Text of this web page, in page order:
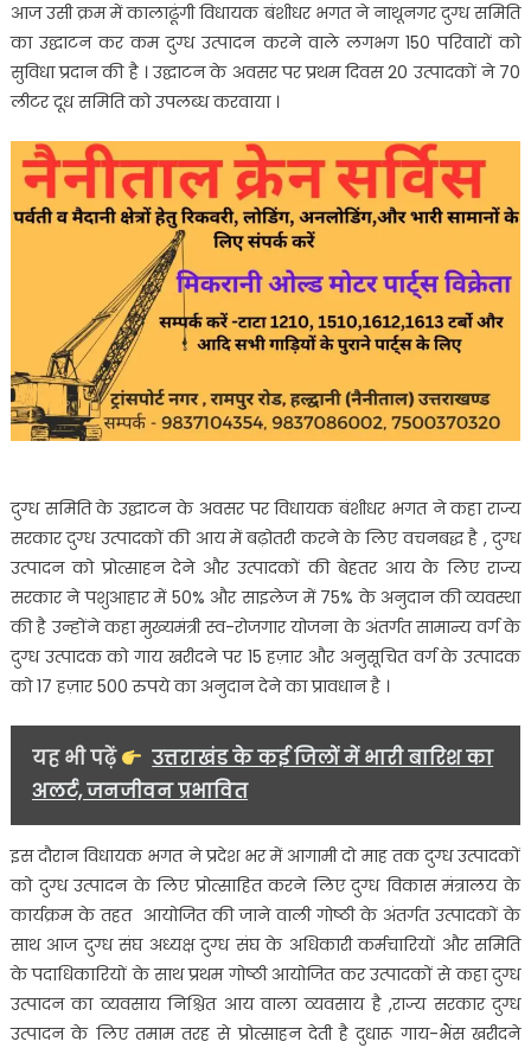
आज उसी क्रम में कालाढूंगी विधायक बंशीधर भगत ने नाथूनगर दुग्ध समिति
का उद्घाटन कर कम दुग्ध उत्पादन करने वाले लगभग 150 परिवारों को
सुविधा प्रदान की है । उद्घाटन के अवसर पर प्रथम दिवस 20 उत्पादकों ने 70
लीटर दूध समिति को उपलब्ध करवाया ।
दुग्ध समिति के उद्घाटन के अवसर पर विधायक बंशीधर भगत ने कहा राज्य
सरकार दुग्ध उत्पादकों की आय में बढ़ोतरी करने के लिए वचनबद्ध है , दुग्ध
उत्पादन को प्रोत्साहन देने और उत्पादकों की बेहतर आय के लिए राज्य
सरकार ने पशुआहार में 50% और साइलेज में 75% के अनुदान की व्यवस्था
की है उन्होंने कहा मुख्यमंत्री स्व-रोजगार योजना के अंतर्गत सामान्य वर्ग के
दुग्ध उत्पादक को गाय खरीदने पर 15 हज़ार और अनुसूचित वर्ग के उत्पादक
को 17 हज़ार 500 रुपये का अनुदान देने का प्रावधान है ।
यह भी पढ़ें
उत्तराखंड के कई जिलों में भारी बारिश का
अलर्ट, जनजीवन प्रभावित
इस दौरान विधायक भगत ने प्रदेश भर में आगामी दो माह तक दुग्ध उत्पादकों
को दुग्ध उत्पादन के लिए प्रोत्साहित करने लिए दुग्ध विकास मंत्रालय के
कार्यक्रम के तहत आयोजित की जाने वाली गोष्ठी के अंतर्गत उत्पादकों के
साथ आज दुग्ध संघ अध्यक्ष दुग्ध संघ के अधिकारी कर्मचारियों और समिति
के पदाधिकारियों के साथ प्रथम गोष्ठी आयोजित कर उत्पादकों से कहा दुग्ध
उत्पादन का व्यवसाय निश्चित आय वाला व्यवसाय है ,राज्य सरकार दुग्ध
उत्पादन के लिए तमाम तरह से प्रोत्साहन देती है दुधारू गाय-भैंस खरीदने